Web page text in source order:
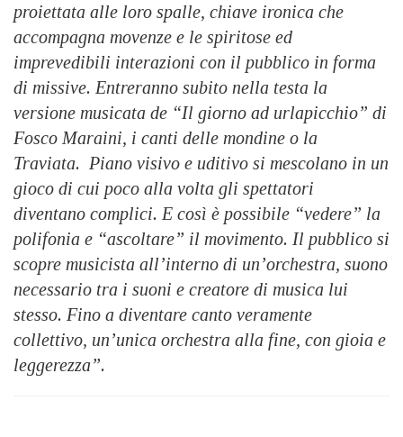
proiettata alle loro spalle, chiave ironica che
accompagna movenze e le spiritose ed
imprevedibili interazioni con il pubblico in forma
di missive. Entreranno subito nella testa la
versione musicata de “Il giorno ad urlapicchio” di
Fosco Maraini, i canti delle mondine o la
Traviata. Piano visivo e uditivo si mescolano in un
gioco di cui poco alla volta gli spettatori
diventano complici. E così è possibile “vedere” la
polifonia e “ascoltare” il movimento. Il pubblico si
scopre musicista all’interno di un’orchestra, suono
necessario tra i suoni e creatore di musica lui
stesso. Fino a diventare canto veramente
collettivo, un’unica orchestra alla fine, con gioia e
leggerezza”.